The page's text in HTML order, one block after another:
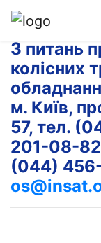
З питань
колісних
м. Київ,
57, тел.
201-08-
(044)